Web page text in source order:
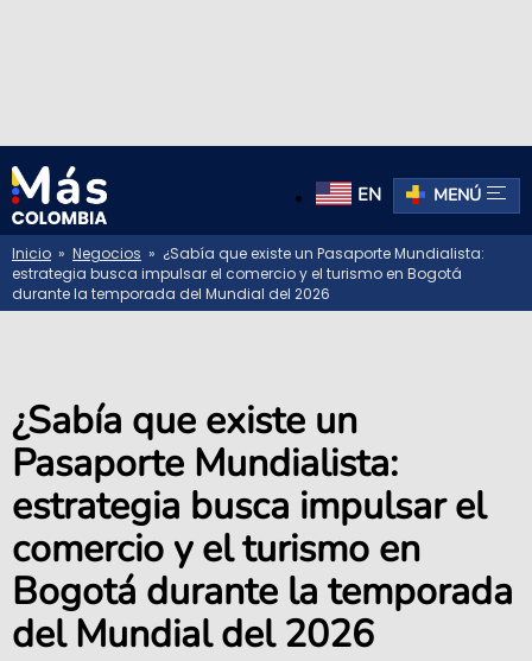
EN MENÚ
Inicio » Negocios » ¿Sabía que existe un Pasaporte Mundialista:
estrategia busca impulsar el comercio y el turismo en Bogotá
durante la temporada del Mundial del 2026
¿Sabía que existe un
Pasaporte Mundialista:
estrategia busca impulsar el
comercio y el turismo en
Bogotá durante la temporada
del Mundial del 2026